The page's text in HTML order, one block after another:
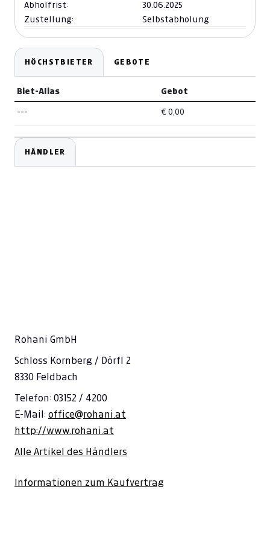
Abholfrist:
30.06.2025
Zustellung:
Selbstabholung
HÖCHSTBIETER GEBOTE
Biet-Alias Gebot
--- € 0,00
HÄNDLER
Rohani GmbH
Schloss Kornberg / Dörfl 2
8330 Feldbach
Telefon: 03152 / 4200
E-Mail: office@rohani.at
http://www.rohani.at
Alle Artikel des Händlers
Informationen zum Kaufvertrag